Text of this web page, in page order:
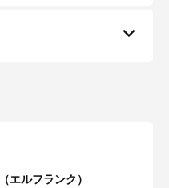
エルフランク）